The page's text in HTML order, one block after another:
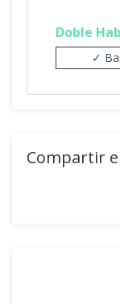
Doble
✓
Compartir